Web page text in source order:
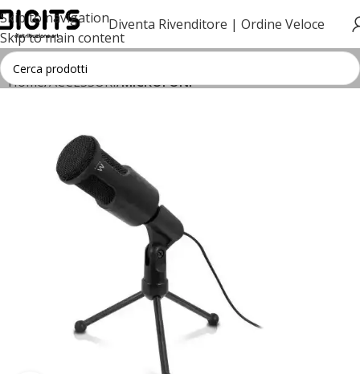
Skip to navigation
Skip to main content
Diventa Rivenditore | Ordine Veloce
Home ACCESSORI MICROFONI